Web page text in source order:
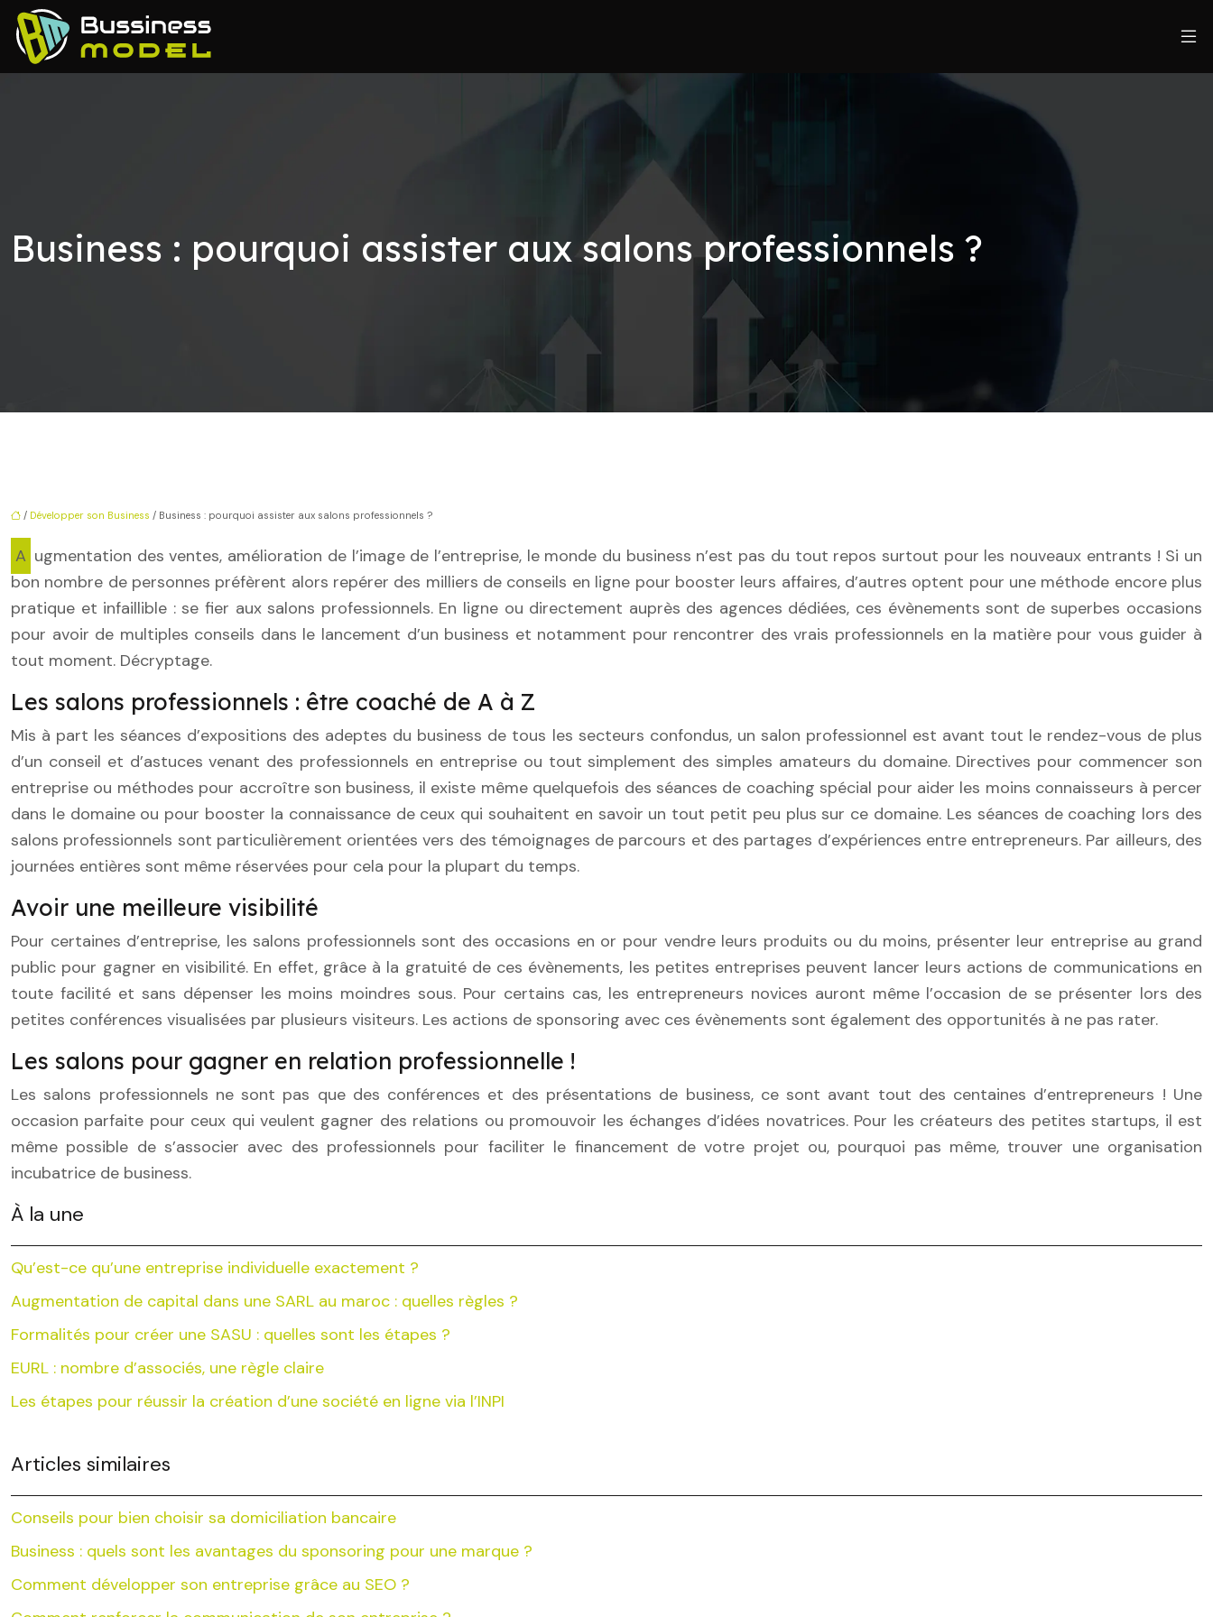
Business : pourquoi assister aux salons professionnels ?
/ Développer son Business / Business : pourquoi assister aux salons professionnels ?
Augmentation des ventes, amélioration de l’image de l’entreprise, le monde du business n’est pas du tout repos surtout pour les nouveaux entrants ! Si un
bon nombre de personnes préfèrent alors repérer des milliers de conseils en ligne pour booster leurs affaires, d’autres optent pour une méthode encore plus
pratique et infaillible : se fier aux salons professionnels. En ligne ou directement auprès des agences dédiées, ces évènements sont de superbes occasions
pour avoir de multiples conseils dans le lancement d’un business et notamment pour rencontrer des vrais professionnels en la matière pour vous guider à
tout moment. Décryptage.
Les salons professionnels : être coaché de A à Z
Mis à part les séances d’expositions des adeptes du business de tous les secteurs confondus, un salon professionnel est avant tout le rendez-vous de plus
d’un conseil et d’astuces venant des professionnels en entreprise ou tout simplement des simples amateurs du domaine. Directives pour commencer son
entreprise ou méthodes pour accroître son business, il existe même quelquefois des séances de coaching spécial pour aider les moins connaisseurs à percer
dans le domaine ou pour booster la connaissance de ceux qui souhaitent en savoir un tout petit peu plus sur ce domaine. Les séances de coaching lors des
salons professionnels sont particulièrement orientées vers des témoignages de parcours et des partages d’expériences entre entrepreneurs. Par ailleurs, des
journées entières sont même réservées pour cela pour la plupart du temps.
Avoir une meilleure visibilité
Pour certaines d’entreprise, les salons professionnels sont des occasions en or pour vendre leurs produits ou du moins, présenter leur entreprise au grand
public pour gagner en visibilité. En effet, grâce à la gratuité de ces évènements, les petites entreprises peuvent lancer leurs actions de communications en
toute facilité et sans dépenser les moins moindres sous. Pour certains cas, les entrepreneurs novices auront même l’occasion de se présenter lors des
petites conférences visualisées par plusieurs visiteurs. Les actions de sponsoring avec ces évènements sont également des opportunités à ne pas rater.
Les salons pour gagner en relation professionnelle !
Les salons professionnels ne sont pas que des conférences et des présentations de business, ce sont avant tout des centaines d’entrepreneurs ! Une
occasion parfaite pour ceux qui veulent gagner des relations ou promouvoir les échanges d’idées novatrices. Pour les créateurs des petites startups, il est
même possible de s’associer avec des professionnels pour faciliter le financement de votre projet ou, pourquoi pas même, trouver une organisation
incubatrice de business.
À la une
Qu’est-ce qu’une entreprise individuelle exactement ?
Augmentation de capital dans une SARL au maroc : quelles règles ?
Formalités pour créer une SASU : quelles sont les étapes ?
EURL : nombre d’associés, une règle claire
Les étapes pour réussir la création d’une société en ligne via l’INPI
Articles similaires
Conseils pour bien choisir sa domiciliation bancaire
Business : quels sont les avantages du sponsoring pour une marque ?
Comment développer son entreprise grâce au SEO ?